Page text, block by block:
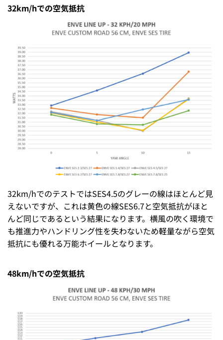
32km/hでの空気抵抗
32km/hでのテストではSES4.5のグレーの線はほとんど見
えないですが、これは黄色の線SES6.7と空気抵抗がほと
んど同じであるという結果になります。横風の吹く環境で
も推進力やハンドリング性を失わないため軽量ながら空気
抵抗にも優れる万能ホイールとなります。
48km/hでの空気抵抗